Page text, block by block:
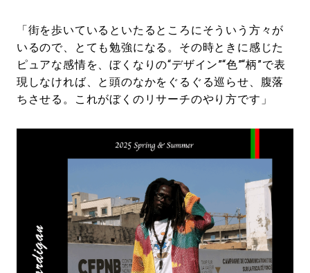
「街を歩いているといたるところにそういう方々が
いるので、とても勉強になる。その時ときに感じた
ピュアな感情を、ぼくなりの“デザイン”“色”“柄”で表
現しなければ、と頭のなかをぐるぐる巡らせ、腹落
ちさせる。これがぼくのリサーチのやり方です」